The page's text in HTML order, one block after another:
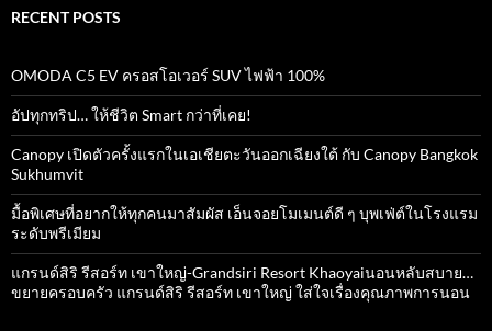
RECENT POSTS
OMODA C5 EV ครอสโอเวอร์ SUV ไฟฟ้า 100%
อัปทุกทริป… ให้ชีวิต Smart กว่าที่เคย!
Canopy เปิดตัวครั้งแรกในเอเชียตะวันออกเฉียงใต้ กับ Canopy Bangkok
Sukhumvit
มื้อพิเศษที่อยากให้ทุกคนมาสัมผัส เอ็นจอยโมเมนต์ดี ๆ บุพเฟ่ต์ในโรงแรม
ระดับพรีเมียม
แกรนด์สิริ​ รีสอร์ท​ เขาใหญ่​-Grandsiri​ Resort​ Khaoyaiนอนหลับสบาย…
ขยายครอบครัว แกรนด์สิริ รีสอร์ท เขาใหญ่ ใส่ใจเรื่องคุณภาพการนอน